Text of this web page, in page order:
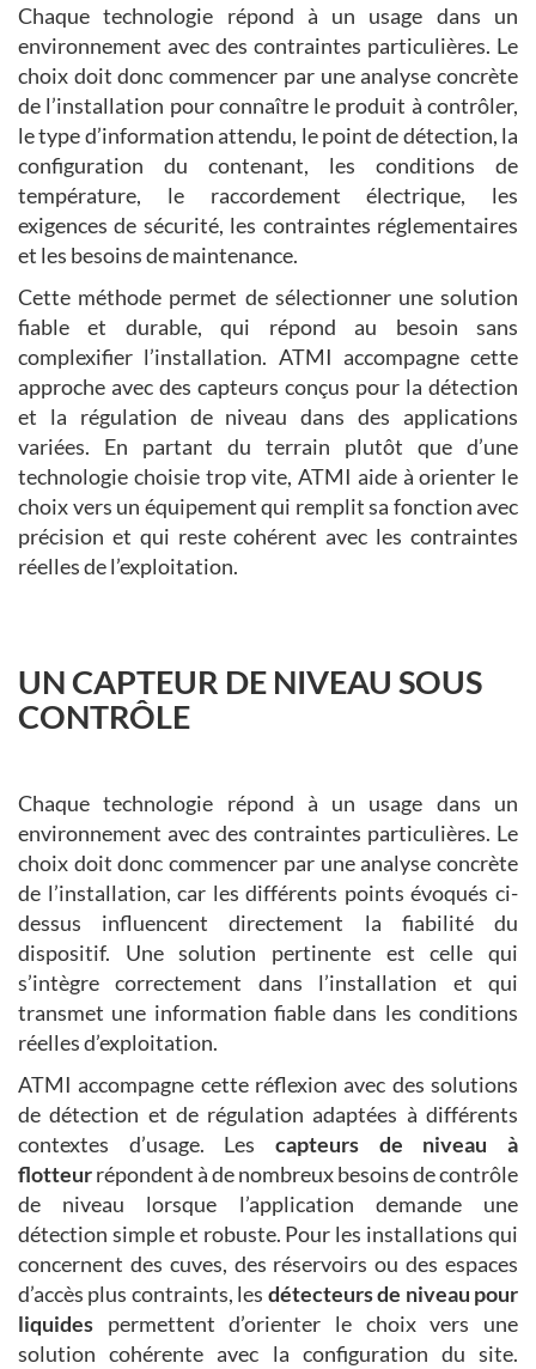
Chaque technologie répond à un usage dans un
environnement avec des contraintes particulières. Le
choix doit donc commencer par une analyse concrète
de l’installation pour connaître le produit à contrôler,
le type d’information attendu, le point de détection, la
configuration du contenant, les conditions de
température, le raccordement électrique, les
exigences de sécurité, les contraintes réglementaires
et les besoins de maintenance.
Cette méthode permet de sélectionner une solution
fiable et durable, qui répond au besoin sans
complexifier l’installation. ATMI accompagne cette
approche avec des capteurs conçus pour la détection
et la régulation de niveau dans des applications
variées. En partant du terrain plutôt que d’une
technologie choisie trop vite, ATMI aide à orienter le
choix vers un équipement qui remplit sa fonction avec
précision et qui reste cohérent avec les contraintes
réelles de l’exploitation.
UN CAPTEUR DE NIVEAU SOUS
CONTRÔLE
Chaque technologie répond à un usage dans un
environnement avec des contraintes particulières. Le
choix doit donc commencer par une analyse concrète
de l’installation, car les différents points évoqués ci-
dessus influencent directement la fiabilité du
dispositif. Une solution pertinente est celle qui
s’intègre correctement dans l’installation et qui
transmet une information fiable dans les conditions
réelles d’exploitation.
ATMI accompagne cette réflexion avec des solutions
de détection et de régulation adaptées à différents
contextes d’usage. Les capteurs de niveau à
flotteurrépondent à de nombreux besoins de contrôle
de niveau lorsque l’application demande une
détection simple et robuste. Pour les installations qui
concernent des cuves, des réservoirs ou des espaces
d’accès plus contraints, les détecteurs de niveau pour
liquides permettent d’orienter le choix vers une
solution cohérente avec la configuration du site.